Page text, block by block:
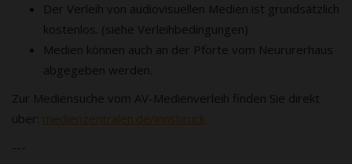
Der Verleih von audiovisuellen Medien ist grundsätzlich
kostenlos. (siehe Verleihbedingungen)
Medien können auch an der Pforte vom Neururerhaus
abgegeben werden.
Zur Mediensuche vom AV-Medienverleih finden Sie direkt
über: medienzentralen.de/innsbruck
---